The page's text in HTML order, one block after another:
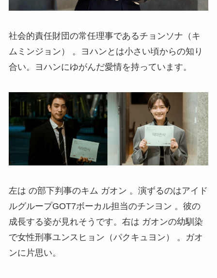
社会的責任財団の常任理事であるチョンソナ（キ
ムミンジョン） 。ヨハンとは小さい頃からの知り
合い。ヨハンにゆがんだ愛情を持っています。
左は の部下判事のキム ガオン 。演ずるのはアイド
ルグループGOT7ボーカル担当のチンヨン 。彼の
成長する姿が見れそうです。右は ガオンの幼馴染
で女性刑事ユンスヒョン（パクキュヨン） 。ガオ
ンに片思い。